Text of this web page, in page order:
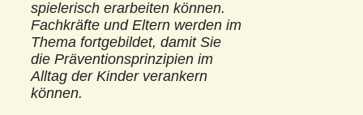
spielerisch erarbeiten können.
Fachkräfte und Eltern werden im
Thema fortgebildet, damit Sie
die Präventionsprinzipien im
Alltag der Kinder verankern
können.